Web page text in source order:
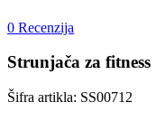
0 Recenzija
Strunjača za fitness
Šifra artikla: SS00712